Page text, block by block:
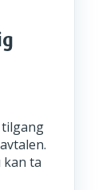
tilgang
kan ta